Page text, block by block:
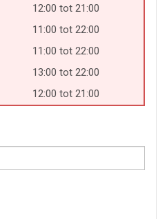
12:00 tot 21:00
11:00 tot 22:00
11:00 tot 22:00
13:00 tot 22:00
12:00 tot 21:00